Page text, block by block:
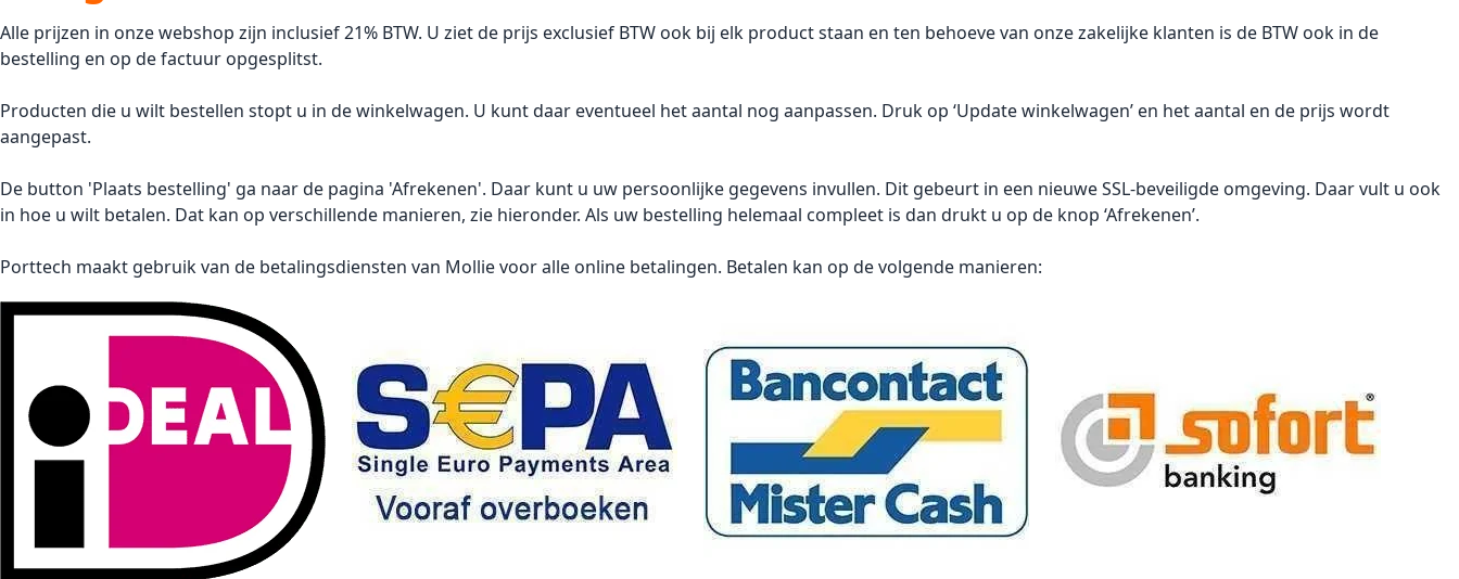
Alle prijzen in onze webshop zijn inclusief 21% BTW. U ziet de prijs exclusief BTW ook bij elk product staan en ten behoeve van onze zakelijke klanten is de BTW ook in de
bestelling en op de factuur opgesplitst.
Producten die u wilt bestellen stopt u in de winkelwagen. U kunt daar eventueel het aantal nog aanpassen. Druk op ‘Update winkelwagen’ en het aantal en de prijs wordt
aangepast.
De button 'Plaats bestelling' ga naar de pagina 'Afrekenen'. Daar kunt u uw persoonlijke gegevens invullen. Dit gebeurt in een nieuwe SSL-beveiligde omgeving. Daar vult u ook
in hoe u wilt betalen. Dat kan op verschillende manieren, zie hieronder. Als uw bestelling helemaal compleet is dan drukt u op de knop ‘Afrekenen’.
Porttech maakt gebruik van de betalingsdiensten van Mollievoor alle online betalingen. Betalen kan op de volgende manieren: